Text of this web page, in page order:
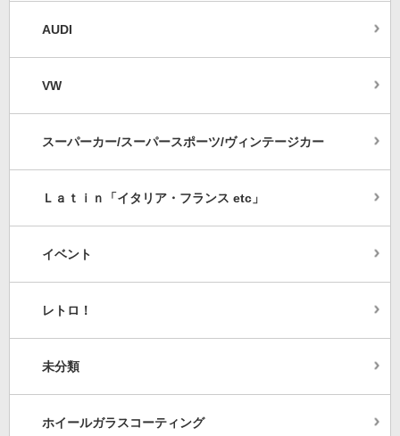
AUDI
VW
スーパーカー/スーパースポーツ/ヴィンテージカー
Ｌａｔｉｎ「イタリア・フランス etc」
イベント
レトロ！
未分類
ホイールガラスコーティング